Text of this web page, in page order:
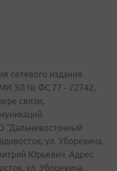
сетевого издания
ЭЛ № ФС 77 - 72742,
связи,
"Дальневосточный
ул. Уборевича,
Юрьевич. Адрес
ул. Уборевича,